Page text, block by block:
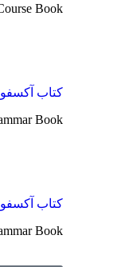
Book
کتاب
Book
کتاب
Book